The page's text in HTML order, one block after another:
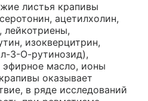
листья крапивы
ацетилхолин,
лейкотриены,
изокверцитрин,
3-О-рутинозид),
эфирное масло, ионы
оказывает
в ряде исследований